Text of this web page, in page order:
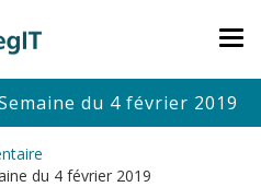
du 4 février 2019
du 4 février 2019